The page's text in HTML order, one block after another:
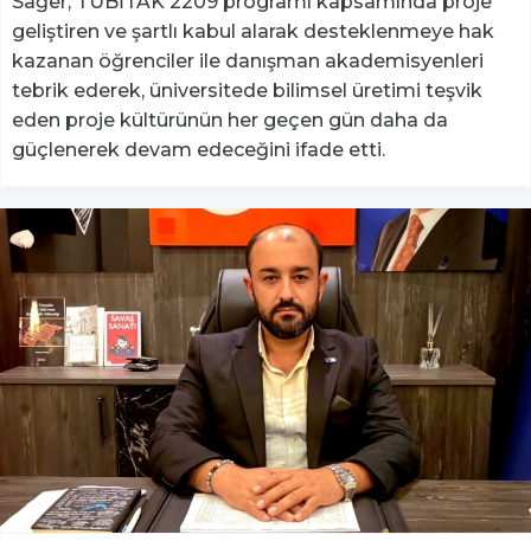
geliştiren ve şartlı kabul alarak desteklenmeye hak
kazanan öğrenciler ile danışman akademisyenleri
tebrik ederek, üniversitede bilimsel üretimi teşvik
eden proje kültürünün her geçen gün daha da
güçlenerek devam edeceğini ifade etti.